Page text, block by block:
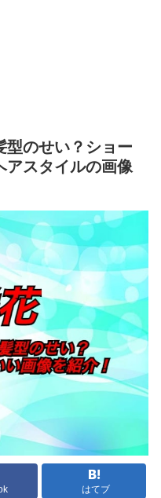
型のせい？ショー
アスタイルの画像
はてブ